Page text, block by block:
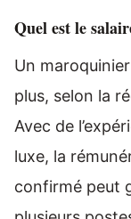
Quel est le
Un
plus, selon la
Avec de
luxe, la
confirmé peut